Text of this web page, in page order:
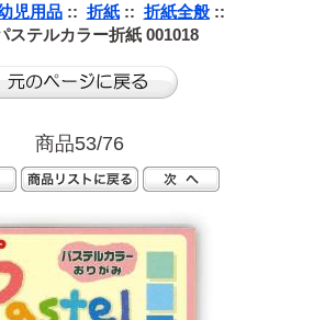
児用品:: 折紙:: 折紙全般::
ステルカラー折紙 001018
商品53/76